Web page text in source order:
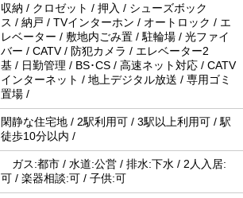
収納 / クロゼット / 押入 / シューズボック
ス / 納戸 / TVインターホン / オートロック / エ
レベーター / 敷地内ごみ置 / 駐輪場 / 光ファイ
バー / CATV / 防犯カメラ / エレベーター2
基 / 日勤管理 / BS･CS / 高速ネット対応 / CATV
インターネット / 地上デジタル放送 / 専用ゴミ
置場 /
閑静な住宅地 / 2駅利用可 / 3駅以上利用可 / 駅
徒歩10分以内 /
ガス:都市 / 水道:公営 / 排水:下水 / 2人入居:
可 / 楽器相談:可 / 子供:可